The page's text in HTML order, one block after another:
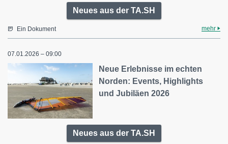
Neues aus der TA.SH
Ein Dokument mehr
07.01.2026 – 09:00
Neue Erlebnisse im echten
Norden: Events, Highlights
und Jubiläen 2026
Neues aus der TA.SH